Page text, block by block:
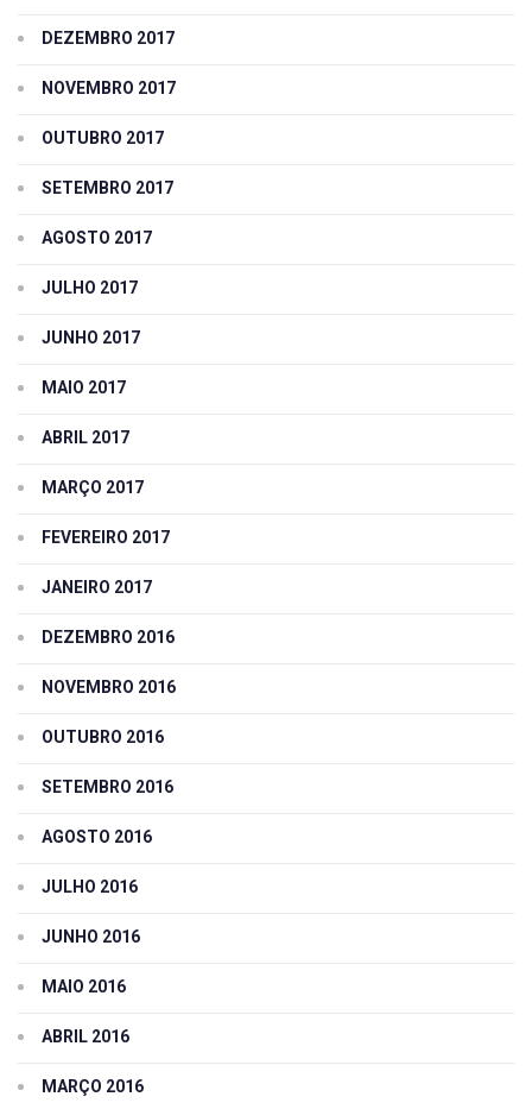
DEZEMBRO 2017
NOVEMBRO 2017
OUTUBRO 2017
SETEMBRO 2017
AGOSTO 2017
JULHO 2017
JUNHO 2017
MAIO 2017
ABRIL 2017
MARÇO 2017
FEVEREIRO 2017
JANEIRO 2017
DEZEMBRO 2016
NOVEMBRO 2016
OUTUBRO 2016
SETEMBRO 2016
AGOSTO 2016
JULHO 2016
JUNHO 2016
MAIO 2016
ABRIL 2016
MARÇO 2016